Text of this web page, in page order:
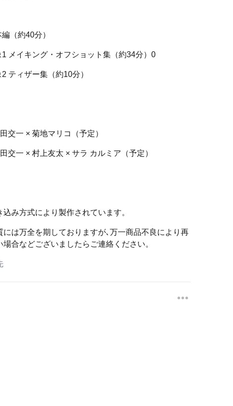
（約40分）
1 メイキング・オフショット集（約34分）0
ティザー集（約10分）
交一 × 菊地マリコ（予定）
交一 × 村上友太 × サラ カルミア（予定）
込み方式により製作されています。
には万全を期しておりますが､万一商品不良により再
場合などございましたらご連絡ください。